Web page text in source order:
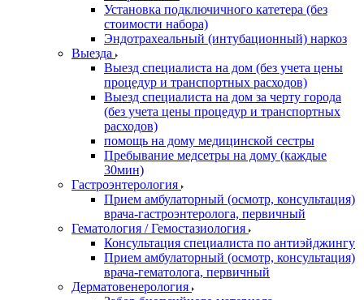
Установка подключичного катетера (без
стоимости набора)
Эндотрахеальный (интубационный) наркоз
Выезда
Выезд специалиста на дом (без учета цены
процедур и транспортных расходов)
Выезд специалиста на дом за черту города
(без учета цены процедур и транспортных
расходов)
помощь на дому медицинской сестры
Пребывание медсетры на дому (каждые
30мин)
Гастроэнтерология
Прием амбулаторный (осмотр, консультация)
врача-гастроэнтеролога, первичный
Гематология / Гемостазиология
Консультация специалиста по антиэйджингу
Прием амбулаторный (осмотр, консультация)
врача-гематолога, первичный
Дерматовенерология